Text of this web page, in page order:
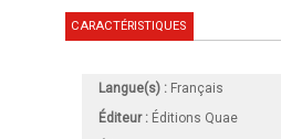
CARACTÉRISTIQUES
Langue(s) : Français
Éditeur : Éditions Quae